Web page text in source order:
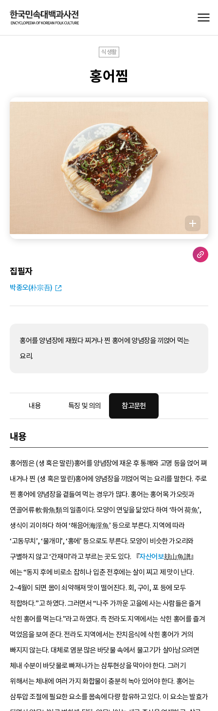
식생활
홍어찜
집필자
박종오(朴宗吾)
홍어를 양념장에 재웠다 찌거나 찐 홍어에 양념장을 끼얹어 먹는
요리.
내용 특징 및 의의 참고문헌
내용
홍어찜은 (생 혹은 말린)홍어를 양념장에 재운 후 통깨와 고명 등을 얹어 쪄
내거나 찐 (생 혹은 말린)홍어에 양념장을 끼얹어 먹는 요리를 말한다. 주로
찐 홍어에 양념장을 곁들여 먹는 경우가 많다. 홍어는 홍어목 가오릿과
연골어류 軟骨魚類의 일종이다. 모양이 연잎을 닮았다 하여 ‘하어 荷魚’,
생식이 괴이하다 하여 ‘해음어海淫魚’ 등으로 부른다. 지역에 따라
‘고동무치’, ‘물개미’, ‘홍에’ 등으로도 부른다. 모양이 비슷한 가오리와
구별하지 않고 ‘간재미’라고 부르는 곳도 있다. 『자산어보玆山魚譜』
에는 “동지 후에 비로소 잡히나 입춘 전후에는 살이 찌고 제 맛이 난다.
2~4월이 되면 몸이 쇠약해져 맛이 떨어진다. 회, 구이, 포 등에 모두
적합하다.”고 하였다. 그러면서 “나주 가까운 고을에 사는 사람들은 즐겨
삭힌 홍어를 먹는다.”라고 하였다. 즉 전라도 지역에서는 삭힌 홍어를 즐겨
먹었음을 보여 준다. 전라도 지역에서는 잔치음식에 삭힌 홍어가 거의
빠지지 않는다. 대체로 염분 많은 바닷물 속에서 물고기가 살아남으려면
체내 수분이 바닷물로 빠져나가는 삼투현상을 막아야 한다. 그러기
위해서는 체내에 여러 가지 화합물이 충분히 녹아 있어야 한다. 홍어는
삼투압 조절에 필요한 요소를 몸속에 다량 함유하고 있다. 이 요소는 발효가